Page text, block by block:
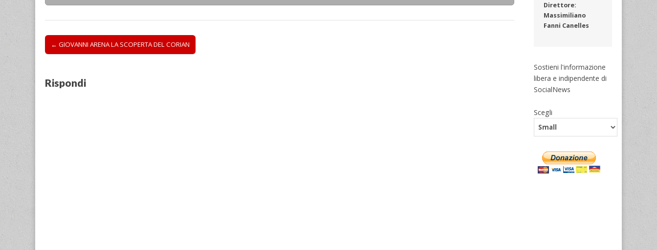
Post
navigation
← GIOVANNI ARENA LA SCOPERTA DEL CORIAN
Rispondi
Direttore:
Massimiliano
Fanni Canelles
Sostieni l'informazione
libera e indipendente di
SocialNews
Scegli